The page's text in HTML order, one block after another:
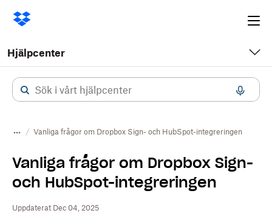
Hjälpcenter
Vanliga frågor om Dropbox Sign- och HubSpot-integreringen
Vanliga frågor om Dropbox Sign-
och HubSpot-integreringen
Uppdaterat Dec 04, 2025